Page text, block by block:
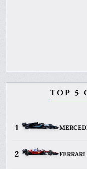
TOP 5
1
2 FERRARI